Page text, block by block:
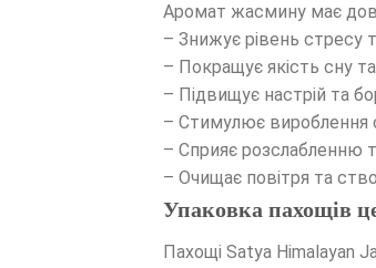
Аромат жасмину має
– Знижує рівень стресу
– Покращує якість сну
– Підвищує настрій та
– Стимулює вироблення
– Сприяє розслабленню
– Очищає повітря та
Упаковка пахощів
Пахощі Satya Himalayan